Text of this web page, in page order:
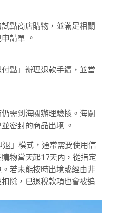
點商店購物，並滿足相關
請單 。
點」辦理退款手續，並當
需到海關辦理驗核。海關
密封的商品出境 。
」模式，通常需要使用信
物當天起17天內，從指定
若未能按時出境或經由非
除，已退稅款項也會被追